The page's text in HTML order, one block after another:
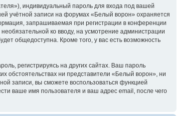
индивидуальный пароль для входа под вашей
учётной записи на форумах «Белый ворон» охраняется
запрашиваемая при регистрации в конференции
ко вводу, на усмотрение администрации
общедоступна. Кроме того, у вас есть возможность
регистрируясь на других сайтах. Ваш пароль
обстоятельствах ни представители «Белый ворон», ни
записи, вы сможете воспользоваться функцией
ваше имя пользователя и ваш адрес email, после чего